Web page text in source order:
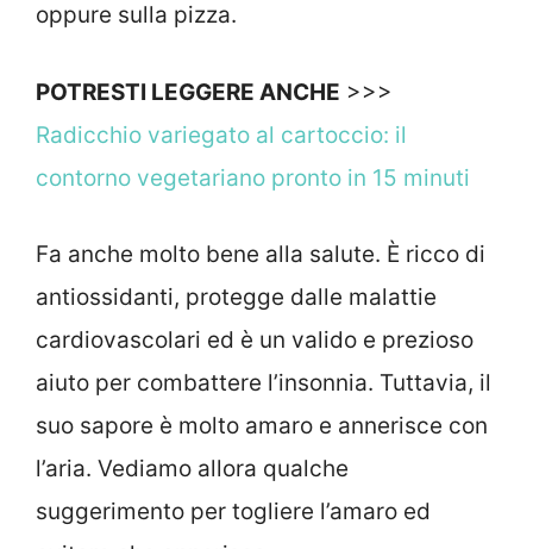
oppure sulla pizza.
POTRESTI LEGGERE ANCHE >>>
Radicchio variegato al cartoccio: il
contorno vegetariano pronto in 15 minuti
Fa anche molto bene alla salute. È ricco di
antiossidanti, protegge dalle malattie
cardiovascolari ed è un valido e prezioso
aiuto per combattere l’insonnia. Tuttavia, il
suo sapore è molto amaro e annerisce con
l’aria. Vediamo allora qualche
suggerimento per togliere l’amaro ed